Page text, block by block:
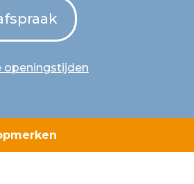
openingstijden